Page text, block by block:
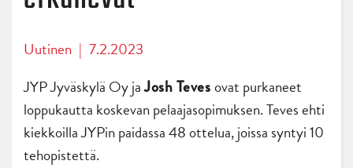
Uutinen | 7.2.2023
JYP Jyväskylä Oy jaJosh Tevesovat purkaneet
loppukautta koskevan pelaajasopimuksen. Teves ehti
kiekkoilla JYPin paidassa 48 ottelua, joissa syntyi 10
tehopistettä.